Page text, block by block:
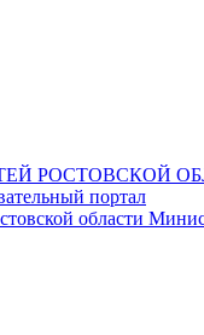
портал